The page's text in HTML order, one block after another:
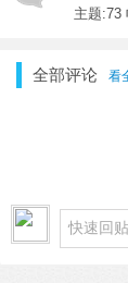
主题:73
全部评论 看